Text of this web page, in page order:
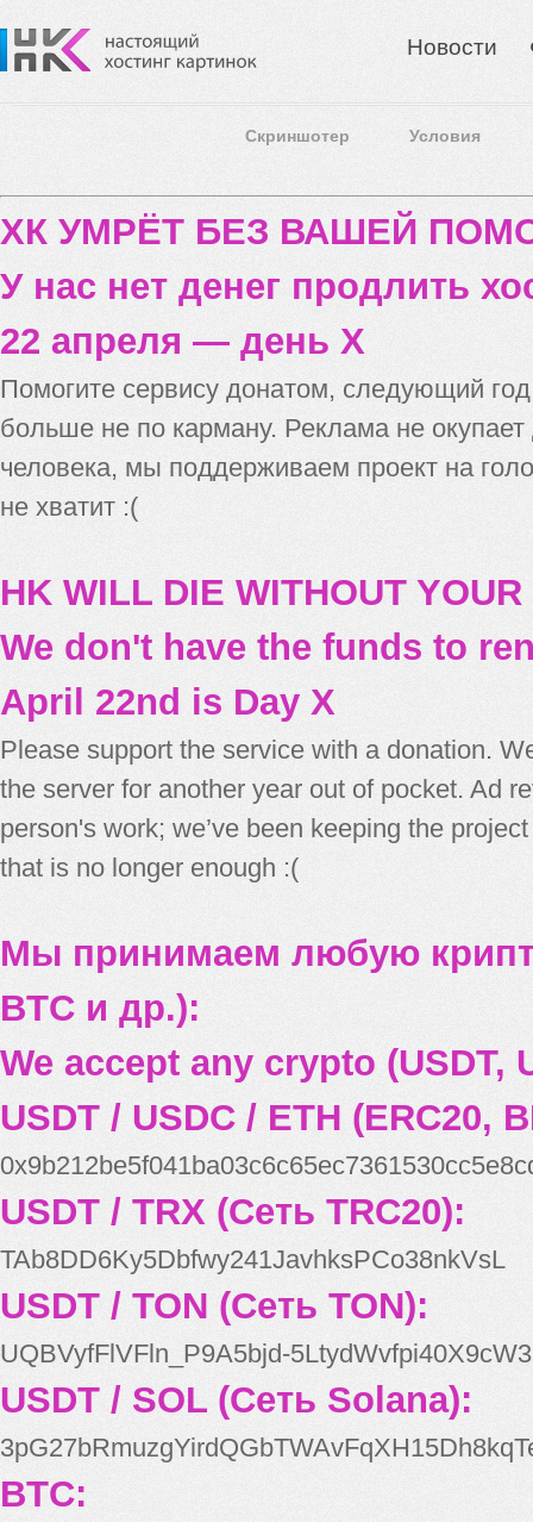
Новости
Скриншотер Условия
ХК УМРЁТ БЕЗ ВАШЕЙ
У нас нет денег продлить
22 апреля — день X
Помогите сервису донатом, следующий
больше не по карману. Реклама не
человека, мы поддерживаем проект на
не хватит :(
HK WILL DIE WITHOUT
We don't have the funds to
April 22nd is Day X
Please support the service with a donation.
the server for another year out of pocket. Ad
person's work; we’ve been keeping the
that is no longer enough :(
Мы принимаем любую
BTC и др.):
We accept any crypto (USDT,
USDT / USDC / ETH (ERC20,
USDT / TRX (Сеть TRC20):
TAb8DD6Ky5Dbfwy241JavhksPCo38nkVsL
USDT / TON (Сеть TON):
UQBVyfFlVFln_P9A5bjd-
USDT / SOL (Сеть Solana):
BTC: